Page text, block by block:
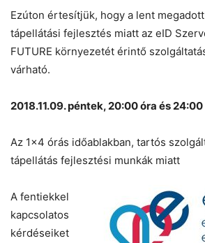
Ezúton értesítjük, hogy a lent
tápellátási fejlesztés miatt az eID
FUTURE környezetét érintő
várható.
2018.11.09. péntek, 20:00 óra és
Az 1×4 órás időablakban, tartós
tápellátás fejlesztési munkák miatt
A fentiekkel
kapcsolatos
kérdéseiket